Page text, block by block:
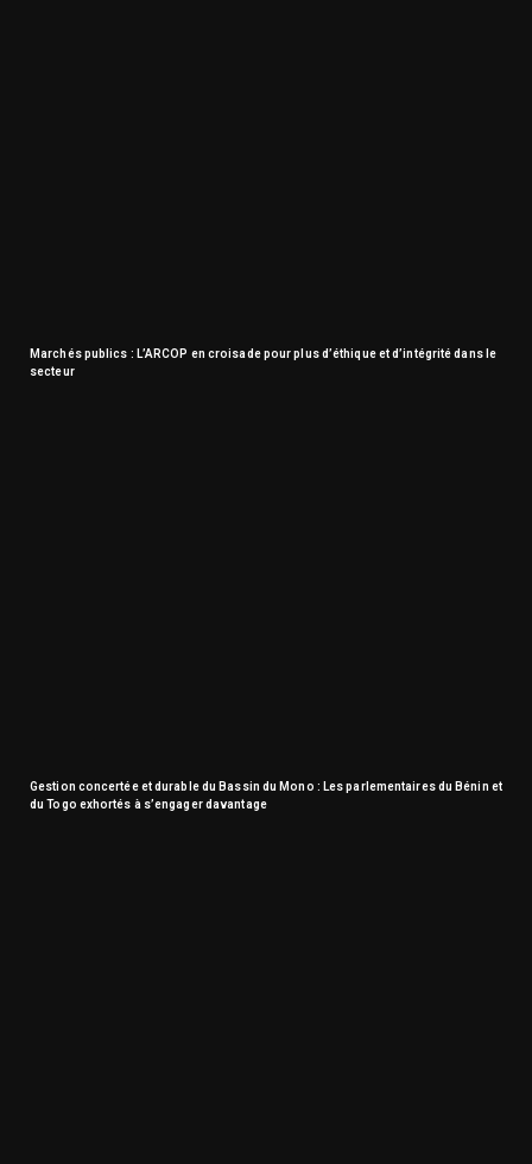
Marchés publics : L’ARCOP en croisade pour plus d’éthique et d’intégrité dans le
secteur
Gestion concertée et durable du Bassin du Mono : Les parlementaires du Bénin et
du Togo exhortés à s’engager davantage